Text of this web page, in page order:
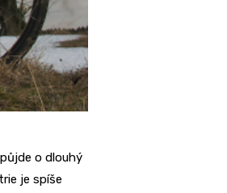
o dlouhý
je spíše